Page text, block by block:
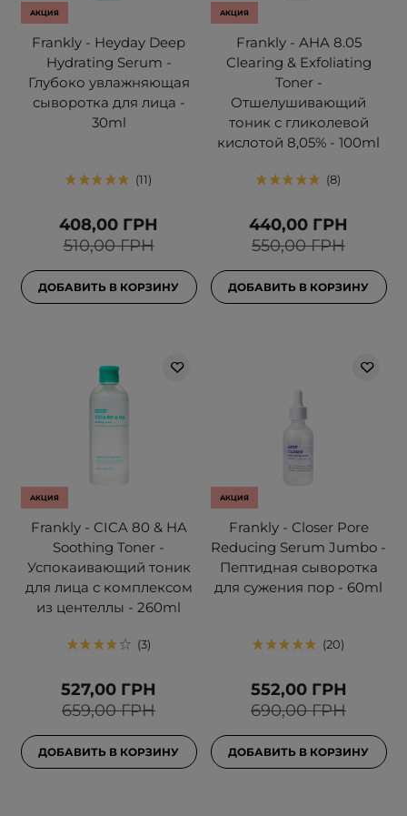
АКЦИЯ
Frankly - Heyday Deep
Hydrating Serum -
Глубоко увлажняющая
сыворотка для лица -
30ml
11
510,00 ГРН
408,00 ГРН
ДОБАВИТЬ В КОРЗИНУ
АКЦИЯ
Frankly - AHA 8.05
Clearing & Exfoliating
Toner -
Отшелушивающий
тоник с гликолевой
кислотой 8,05% - 100ml
8
550,00 ГРН
440,00 ГРН
ДОБАВИТЬ В КОРЗИНУ
АКЦИЯ
Frankly - CICA 80 & HA
Soothing Toner -
Успокаивающий тоник
для лица с комплексом
из центеллы - 260ml
3
659,00 ГРН
527,00 ГРН
ДОБАВИТЬ В КОРЗИНУ
АКЦИЯ
Frankly - Closer Pore
Reducing Serum Jumbo -
Пептидная сыворотка
для сужения пор - 60ml
20
690,00 ГРН
552,00 ГРН
ДОБАВИТЬ В КОРЗИНУ